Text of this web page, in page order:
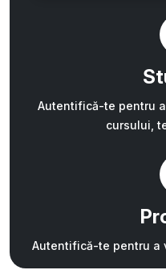
Autentifică-te pentru
cursului,
Autentifică-te pentru a